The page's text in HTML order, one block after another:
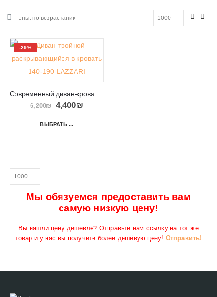
-29%
6,200₪ 4,400₪
ВЫБРАТЬ ...
Мы обязуемся предоставить вам
самую низкую цену!
Вы нашли цену дешевле? Отправьте нам ссылку на тот же
товар и у нас вы получите более дешёвую цену! Отправить!